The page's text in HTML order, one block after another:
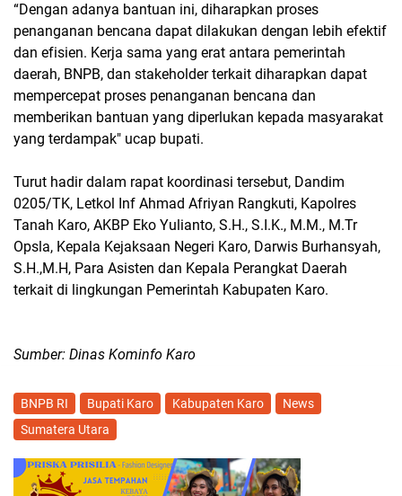
“Dengan adanya bantuan ini, diharapkan proses
penanganan bencana dapat dilakukan dengan lebih efektif
dan efisien. Kerja sama yang erat antara pemerintah
daerah, BNPB, dan stakeholder terkait diharapkan dapat
mempercepat proses penanganan bencana dan
memberikan bantuan yang diperlukan kepada masyarakat
yang terdampak" ucap bupati.
Turut hadir dalam rapat koordinasi tersebut, Dandim
0205/TK, Letkol Inf Ahmad Afriyan Rangkuti, Kapolres
Tanah Karo, AKBP Eko Yulianto, S.H., S.I.K., M.M., M.Tr
Opsla, Kepala Kejaksaan Negeri Karo, Darwis Burhansyah,
S.H.,M.H, Para Asisten dan Kepala Perangkat Daerah
terkait di lingkungan Pemerintah Kabupaten Karo.
Sumber: Dinas Kominfo Karo
BNPB RI Bupati Karo Kabupaten Karo
News
Sumatera Utara